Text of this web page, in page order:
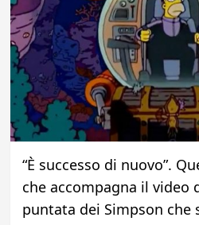
“È successo di nuovo”.
che accompagna il video
puntata dei Simpson che